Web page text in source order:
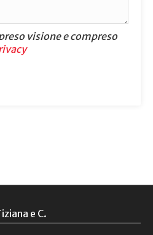
visione e compreso
e C.